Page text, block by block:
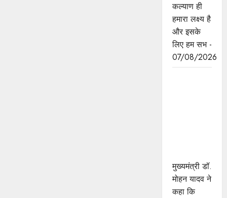
कल्याण ही
हमारा लक्ष्य है
और इसके
लिए हम सभ -
07/08/2026
मुख्यमंत्री डॉ.
मोहन यादव ने
कहा कि